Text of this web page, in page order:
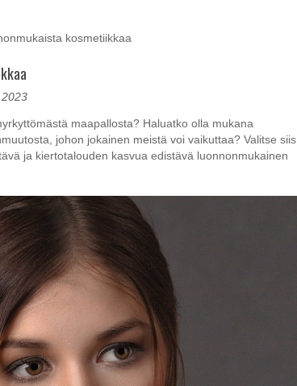
kosmetiikkaa
2023
maapallosta? Haluatko olla mukana
johon jokainen meistä voi vaikuttaa? Valitse siis
ja kiertotalouden kasvua edistävä luonnonmukainen